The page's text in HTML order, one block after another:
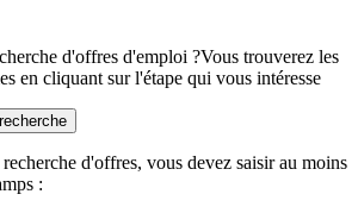
d'offres d'emploi ?Vous trouverez les
en cliquant sur l'étape qui vous intéresse
d'offres, vous devez saisir au moins
: